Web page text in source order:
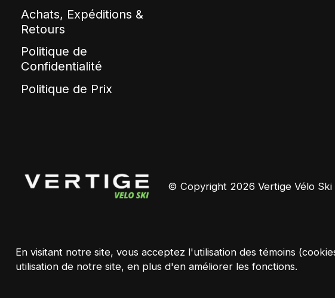
Achats, Expéditions &
Retours
Politique de
Confidentialité
Politique de Prix
© Copyright 2026 Vertige Vélo Ski
En visitant notre site, vous acceptez l'utilisation des témoins
utilisation de notre site, en plus d'en améliorer les fonctions.